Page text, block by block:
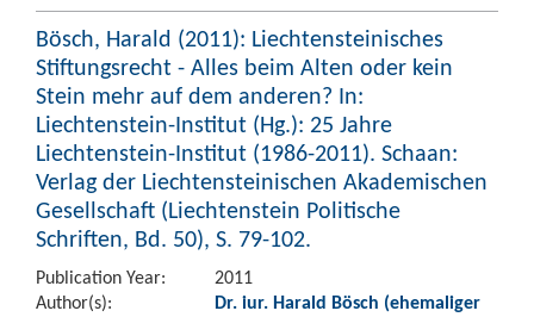
Bösch, Harald (2011): Liechtensteinisches
Stiftungsrecht - Alles beim Alten oder kein
Stein mehr auf dem anderen? In:
Liechtenstein-Institut (Hg.): 25 Jahre
Liechtenstein-Institut (1986-2011). Schaan:
Verlag der Liechtensteinischen Akademischen
Gesellschaft (Liechtenstein Politische
Schriften, Bd. 50), S. 79-102.
Publication Year:
2011
Author(s):
Dr. iur. Harald Bösch (ehemaliger